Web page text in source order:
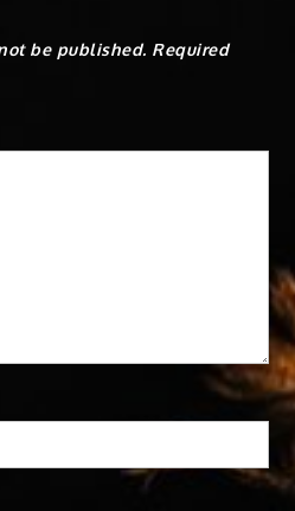
be published. Required